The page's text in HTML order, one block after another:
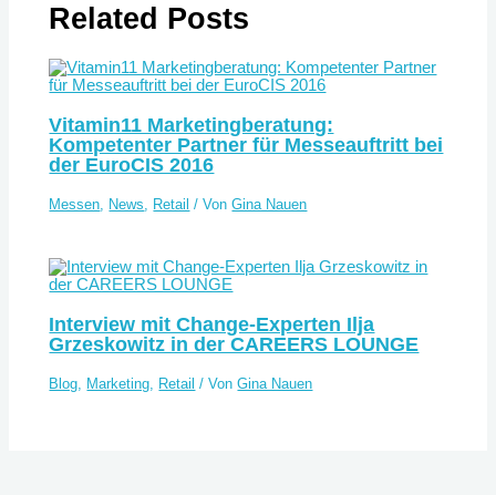
Related Posts
Vitamin11 Marketingberatung:
Kompetenter Partner für Messeauftritt bei
der EuroCIS 2016
Messen News Retail / VonGina Nauen
Interview mit Change-Experten Ilja
Grzeskowitz in der CAREERS LOUNGE
Blog Marketing Retail / VonGina Nauen